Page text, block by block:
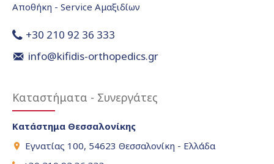
Αποθήκη - Service Αμαξιδίων
+30 210 92 36 333
info@kifidis-orthopedics.gr
Καταστήματα - Συνεργάτες
Κατάστημα Θεσσαλονίκης
Εγνατίας 100, 54623 Θεσσαλονίκη - Ελλάδα